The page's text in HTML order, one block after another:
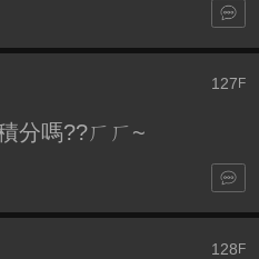
127 F
分嗎??ㄏㄏ~
128F